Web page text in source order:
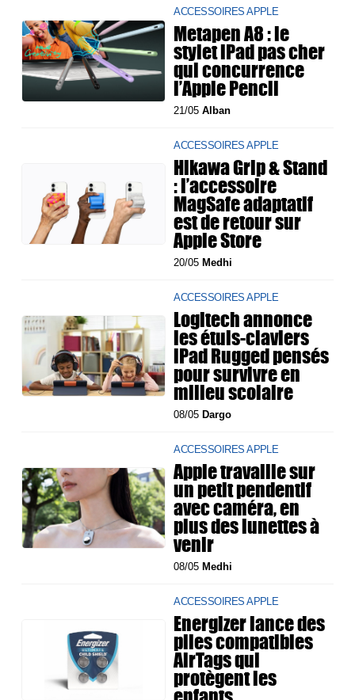
ACCESSOIRES APPLE
Metapen A8 : le
stylet iPad pas cher
qui concurrence
l’Apple Pencil
21/05Alban
ACCESSOIRES APPLE
Hikawa Grip & Stand
: l’accessoire
MagSafe adaptatif
est de retour sur
Apple Store
20/05 Medhi
ACCESSOIRES APPLE
Logitech annonce
les étuis-claviers
iPad Rugged pensés
pour survivre en
milieu scolaire
08/05 Dargo
ACCESSOIRES APPLE
Apple travaille sur
un petit pendentif
avec caméra, en
plus des lunettes à
venir
08/05 Medhi
ACCESSOIRES APPLE
Energizer lance des
piles compatibles
AirTags qui
protègent les